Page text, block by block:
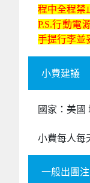
程中全程禁
P.S.行動電
手提行李並
小費建議
國家：美國
小費每人每
一般出團